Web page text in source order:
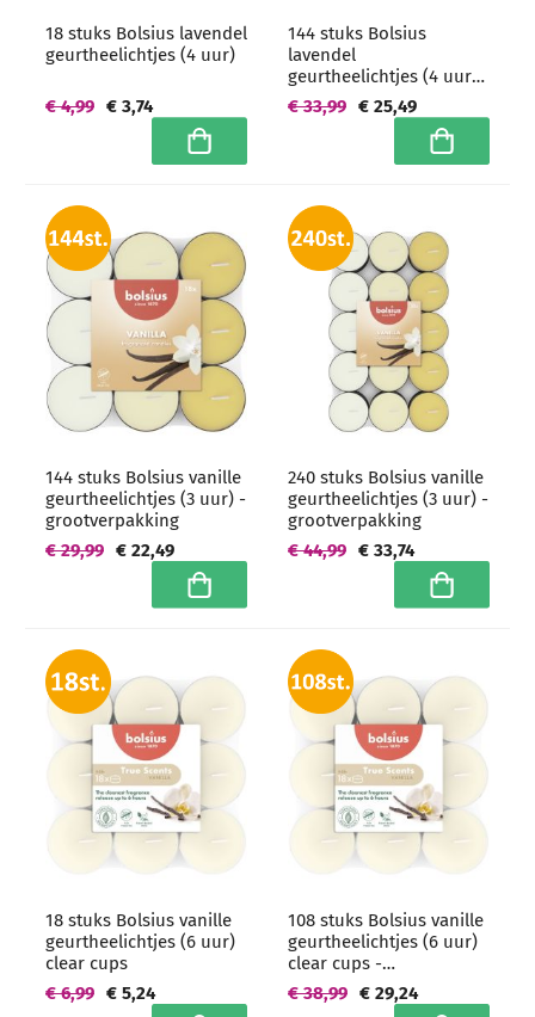
18 stuks Bolsius lavendel
geurtheelichtjes (4 uur)
€ 3,74
€ 4,99
In winkelwagen
144 stuks Bolsius
lavendel
geurtheelichtjes (4 uur) -
grootverpakking
€ 25,49
€ 33,99
In
144 stuks Bolsius vanille
geurtheelichtjes (3 uur) -
grootverpakking
€ 22,49
€ 29,99
In winkelwagen
240 stuks Bolsius vanille
geurtheelichtjes (3 uur) -
grootverpakking
€ 33,74
€ 44,99
In
18 stuks Bolsius vanille
geurtheelichtjes (6 uur)
clear cups
€ 5,24
€ 6,99
108 stuks Bolsius vanille
geurtheelichtjes (6 uur)
clear cups -
grootverpakking
€ 29,24
€ 38,99